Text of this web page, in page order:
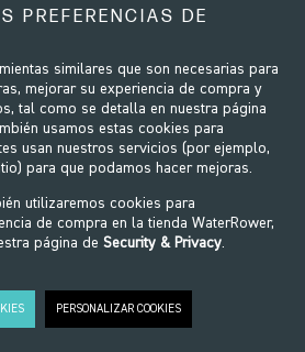
para satisfacer los requisitos de su
ayudarte con todo, desde el diseño del
LOS MODELOS
PREFERENCIAS DE
similares que son necesarias para
mejorar su experiencia de compra y
tal como se detalla en nuestra página
usamos estas cookies para
usan nuestros servicios (por ejemplo,
para que podamos hacer mejoras.
utilizaremos cookies para
de compra en la tienda WaterRower,
página de Security & Privacy.
PERSONALIZAR COOKIES